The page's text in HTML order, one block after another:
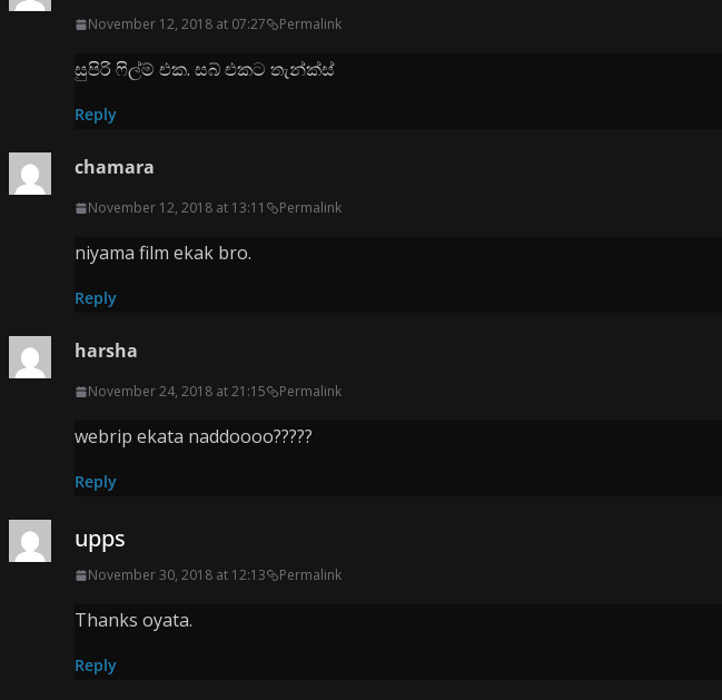
November 12, 2018 at 07:27 Permalink
සුපිරි ෆිල්ම් එක. සබ් එකට තැන්ක්ස්
Reply
chamara
November 12, 2018 at 13:11 Permalink
niyama film ekak bro.
Reply
harsha
November 24, 2018 at 21:15 Permalink
webrip ekata naddoooo?????
Reply
upps
November 30, 2018 at 12:13 Permalink
Thanks oyata.
Reply